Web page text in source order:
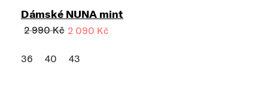
Dámské NUNA mint
2 990 Kč 2 090 Kč
36 40 43